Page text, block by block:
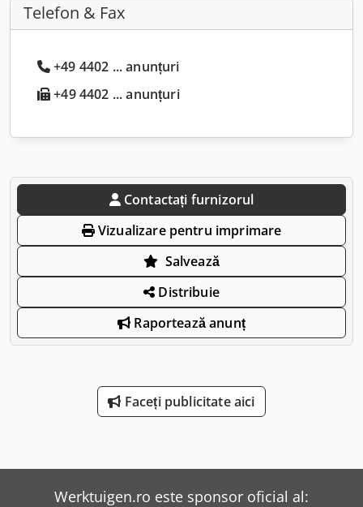
Telefon & Fax
+49 4402 ... anunțuri
+49 4402 ... anunțuri
Contactați furnizorul
Vizualizare pentru imprimare
Salvează
Distribuie
Raportează anunț
Faceți publicitate aici
Werktuigen.ro este sponsor oficial al: